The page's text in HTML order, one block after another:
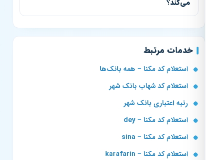
می‌کند؟
خدمات مرتبط
استعلام کد مکنا – همه بانک‌ها
استعلام کد شهاب بانک شهر
رتبه اعتباری بانک شهر
استعلام کد مکنا – dey
استعلام کد مکنا – sina
استعلام کد مکنا – karafarin